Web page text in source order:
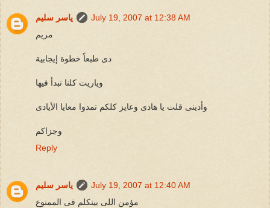
ياسر سليم
July 19, 2007 at 12:38 AM
مريم
دى طبعاً خطوة إيجابية
وياريت كلنا نبدأ فيها
وأدينى قلت يا هادى وعايز كلكم تمدوا معايا الأيادى
وجزاكم
Reply
ياسر سليم
July 19, 2007 at 12:40 AM
مؤمن اللى بيتكلم فى الممنوع